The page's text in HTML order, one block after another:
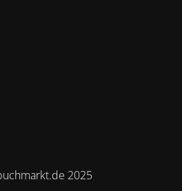
2025